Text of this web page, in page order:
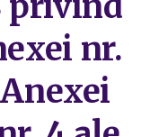
nr.